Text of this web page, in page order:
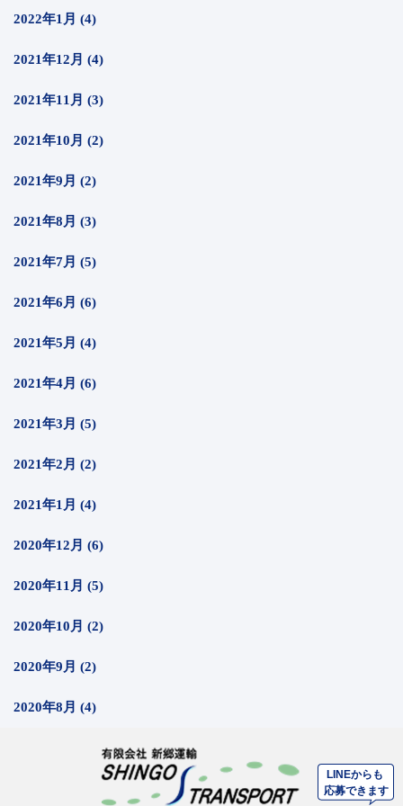
2022年1月 (4)
2021年12月 (4)
2021年11月 (3)
2021年10月 (2)
2021年9月 (2)
2021年8月 (3)
2021年7月 (5)
2021年6月 (6)
2021年5月 (4)
2021年4月 (6)
2021年3月 (5)
2021年2月 (2)
2021年1月 (4)
2020年12月 (6)
2020年11月 (5)
2020年10月 (2)
2020年9月 (2)
2020年8月 (4)